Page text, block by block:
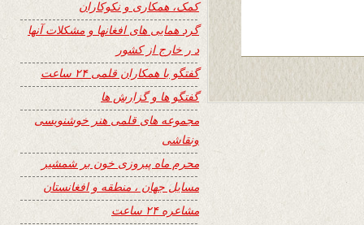
کمک، همکاری و نکوکاران
گرد همایی های افغانها و مشکلات آنها
د ر خارج از کشور
گفتگو با همکاران قلمی ۲۴ ساعت
گفتگو ها و گزارش ها
مجموعه های قلمی هنر خوشنویسی
ونقاشی
محرم ماه پیروزی خون بر شمشیر
مسایل جهان ، منطقه و افغانستان
مشاعره ۲۴ ساعت